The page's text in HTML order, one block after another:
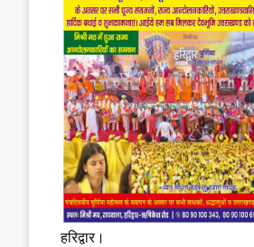
हरिद्वार।